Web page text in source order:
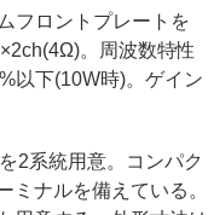
フロントプレートを
。周波数特性
以下(10W時)。ゲイン
2系統用意。コンパク
ミナルを備えている。